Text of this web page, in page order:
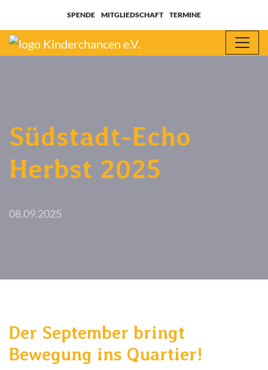
SPENDE MITGLIEDSCHAFT TERMINE
Südstadt-Echo
Herbst 2025
08.09.2025
Der September bringt
Bewegung ins Quartier!